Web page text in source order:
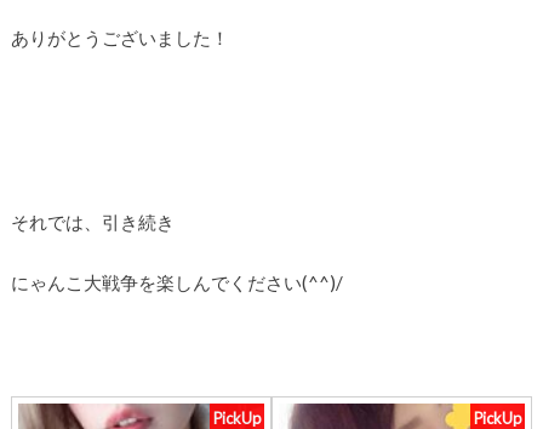
ありがとうございました！
それでは、引き続き
にゃんこ大戦争を楽しんでください(^^)/
PickUp PickUp